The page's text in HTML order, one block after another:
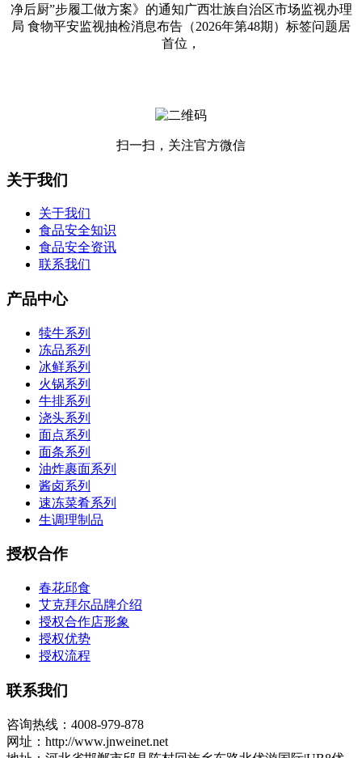
净后厨”步履工做方案》的通知广西壮族自治区市场监视办理
局 食物平安监视抽检消息布告（2026年第48期）标签问题居
首位，
扫一扫，关注官方微信
关于我们
关于我们
食品安全知识
食品安全资讯
联系我们
产品中心
犊牛系列
冻品系列
冰鲜系列
火锅系列
牛排系列
浇头系列
面点系列
面条系列
油炸裹面系列
酱卤系列
速冻菜肴系列
生调理制品
授权合作
春花邱食
艾克拜尔品牌介绍
授权合作店形象
授权优势
授权流程
联系我们
咨询热线：4008-979-878
网址：http://www.jnweinet.net